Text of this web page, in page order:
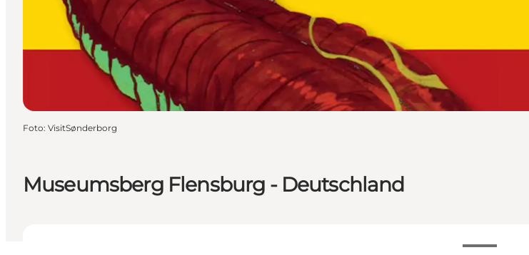
Museumsberg Flensburg - Deutschland
Foto: VisitSønderborg